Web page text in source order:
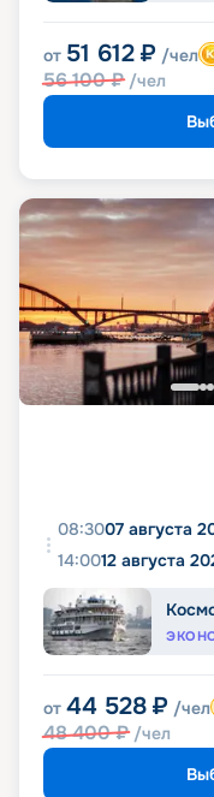
от 51 612 ₽ /чел
56 100₽ /чел
08:3007 августа
14:0012 августа
от 44 528 ₽ /чел
48 400₽ /чел